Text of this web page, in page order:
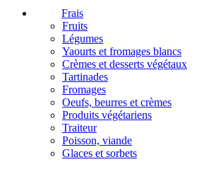
Frais
Fruits
Légumes
Yaourts et fromages blancs
Crèmes et desserts végétaux
Tartinades
Fromages
Oeufs, beurres et crèmes
Produits végétariens
Traiteur
Poisson, viande
Glaces et sorbets